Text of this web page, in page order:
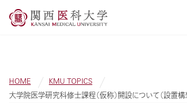
HOME
KMU TOPICS
大学院医学研究科修士課程（仮称）開設について（設置構